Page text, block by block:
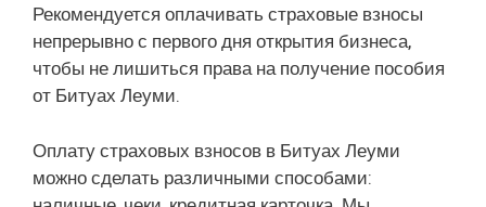
Рекомендуется оплачивать страховые взносы
непрерывно с первого дня открытия бизнеса,
чтобы не лишиться права на получение пособия
от Битуах Леуми.
Оплату страховых взносов в Битуах Леуми
можно сделать различными способами: